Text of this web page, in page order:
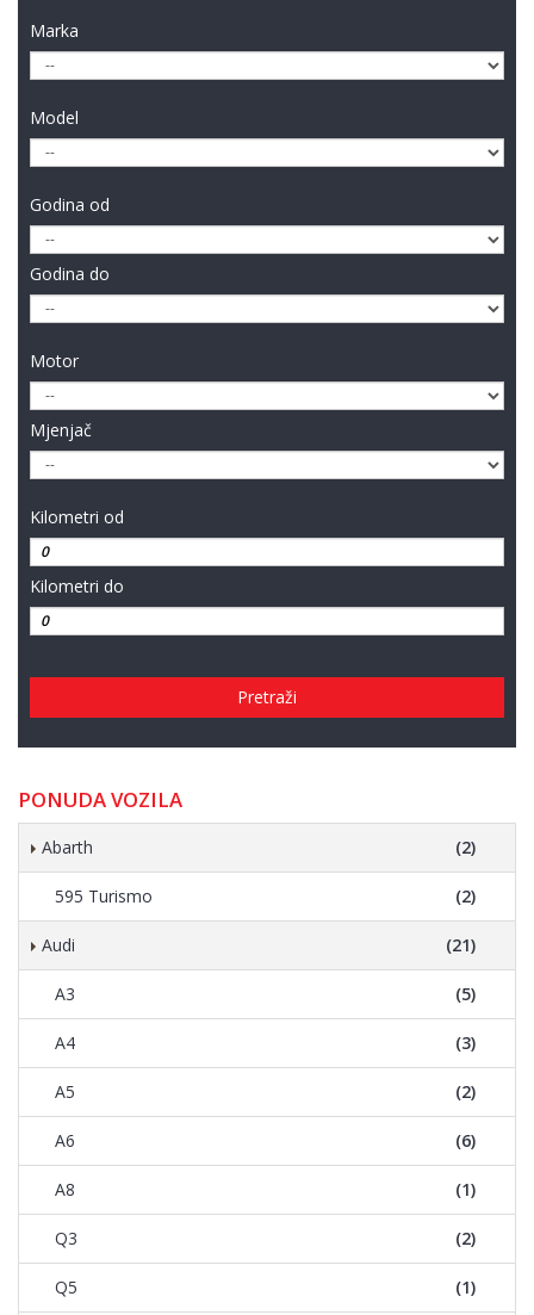
Marka
Model
Godina od
Godina do
Motor
Mjenjač
Kilometri od
Kilometri do
Pretraži
PONUDA VOZILA
Abarth (2)
595 Turismo (2)
Audi (21)
A3 (5)
A4 (3)
A5 (2)
A6 (6)
A8 (1)
Q3 (2)
Q5 (1)